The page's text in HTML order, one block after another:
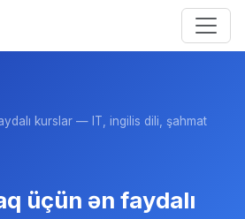
kurslar — IT, ingilis dili, şahmat
üçün ən faydalı